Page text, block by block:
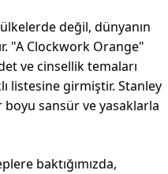
değil, dünyanın
"A Clockwork Orange"
ve cinsellik temaları
listesine girmiştir. Stanley
boyu sansür ve yasaklarla
baktığımızda,